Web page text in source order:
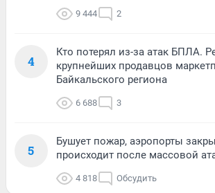
9 444 2
4
Кто потерял из-за атак БПЛА.
крупнейших продавцов
Байкальского региона
6 688 3
5
Бушует пожар, аэропорты
происходит после массовой
4 818 Обсудить